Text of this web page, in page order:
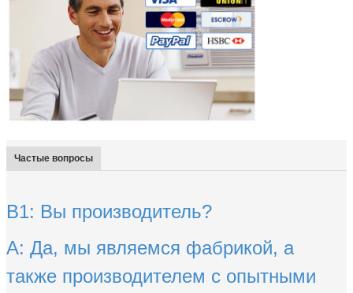
Оставьте сообщение
Мы скоро тебе
Частые вопросы
В1: Вы производитель?
A: Да, мы являемся фабрикой, а
также производителем с опытными